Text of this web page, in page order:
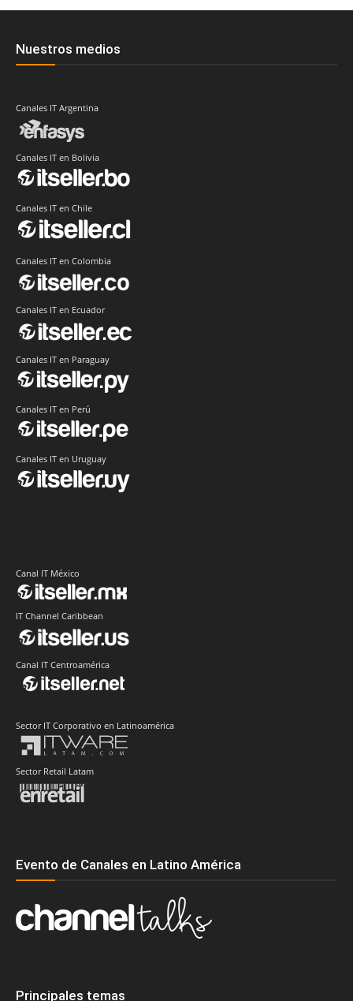
Nuestros medios
Canales IT Argentina
Canales IT en Bolivia
Canales IT en Chile
Canales IT en Colombia
Canales IT en Ecuador
Canales IT en Paraguay
Canales IT en Perú
Canales IT en Uruguay
Canal IT México
IT Channel Caribbean
Canal IT Centroamérica
Sector IT Corporativo en Latinoamérica
Sector Retail Latam
Evento de Canales en Latino América
Principales temas